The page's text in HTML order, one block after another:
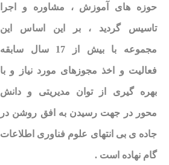
حوزه های آموزش ، مشاوره و اجرا
تاسیس گردید ، بر این اساس این
مجموعه با بیش از 17 سال سابقه
فعالیت و اخذ مجوزهای مورد نیاز و با
بهره گیری از توان مدیریتی و دانش
محور در جهت رسیدن به افق روشن در
جاده ی بی انتهای علوم فناوری اطلاعات
گام نهاده است .